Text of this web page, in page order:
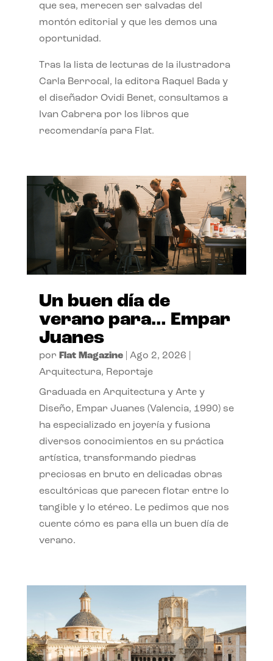
que sea, merecen ser salvadas del
montón editorial y que les demos una
oportunidad.
Tras la lista de lecturas de la ilustradora
Carla Berrocal, la editora Raquel Bada y
el diseñador Ovidi Benet, consultamos a
Ivan Cabrera por los libros que
recomendaría para Flat.
Un buen día de
verano para… Empar
Juanes
por Flat Magazine| Ago 2, 2026
Arquitectura, Reportaje
Graduada en Arquitectura y Arte y
Diseño, Empar Juanes (Valencia, 1990) se
ha especializado en joyería y fusiona
diversos conocimientos en su práctica
artística, transformando piedras
preciosas en bruto en delicadas obras
escultóricas que parecen flotar entre lo
tangible y lo etéreo. Le pedimos que nos
cuente cómo es para ella un buen día de
verano.